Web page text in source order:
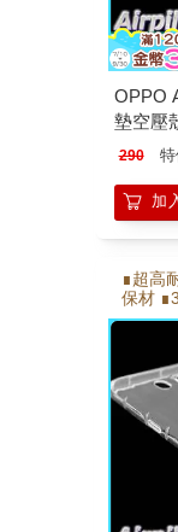
OPPO
墊空壓
290
加
∎超高
保材
∎側邊
折能